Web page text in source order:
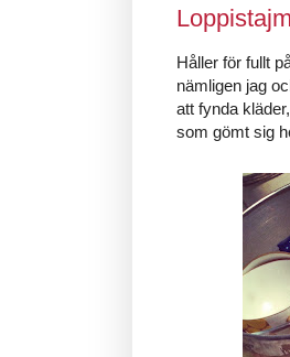
Håller för fullt
nämligen jag
att fynda
som gömt sig